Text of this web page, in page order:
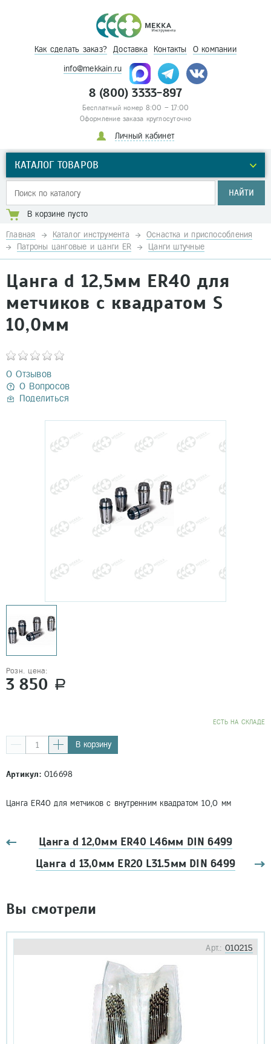
Как сделать заказ? Доставка Контакты О компании
info@mekkain.ru
8 (800) 3333-897
Бесплатный номер 8:00 – 17:00
Оформление заказа круглосуточно
Личный кабинет
КАТАЛОГ ТОВАРОВ
НАЙТИ
В корзине пусто
Главная Каталог инструмента
Оснастка и приспособления
Патроны цанговые и цанги ER
Цанги штучные
Цанга d 12,5мм ER40 для
метчиков с квадратом S
10,0мм
0 Отзывов
0 Вопросов
Поделиться
Розн. цена:
3 850 a
EСТЬ НА СКЛАДЕ
В корзину
Артикул:016698
Цанга ER40 для метчиков с внутренним квадратом 10,0 мм
Цанга d 12,0мм ER40 L46мм DIN 6499
Цанга d 13,0мм ER20 L31.5мм DIN 6499
Вы смотрели
Арт.: 010215